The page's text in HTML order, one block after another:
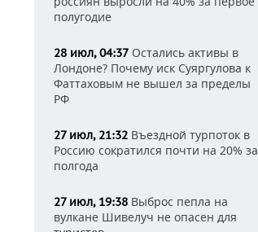
полугодие
28 июл, 04:37 Остались активы в
Лондоне? Почему иск Суяргулова к
Фаттаховым не вышел за пределы
РФ
27 июл, 21:32 Въездной турпоток в
Россию сократился почти на 20% за
полгода
27 июл, 19:38 Выброс пепла на
вулкане Шивелуч не опасен для